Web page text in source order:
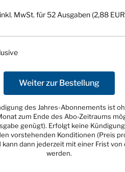
MwSt. für 52 Ausgaben (2,88
Weiter zur Bestellung
des Jahres-Abonnements ist
zum Ende des Abo-Zeitraums
genügt). Erfolgt keine
vorstehenden Konditionen (Preis
dann jederzeit mit einer Frist
werden.